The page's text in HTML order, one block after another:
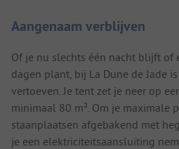
Aangenaam verblijven
Of je nu slechts één nacht blijft of
dagen plant, bij La Dune de Jade
vertoeven. Je tent zet je neer op
minimaal 80 m². Om je maximale
staanplaatsen afgebakend met
je een elektriciteitsaansluiting